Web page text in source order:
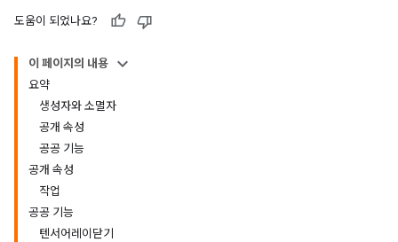
도움이 되었나요?
이 페이지의 내용
요약
생성자와 소멸자
공개 속성
공공 기능
공개 속성
작업
공공 기능
텐서어레이닫기